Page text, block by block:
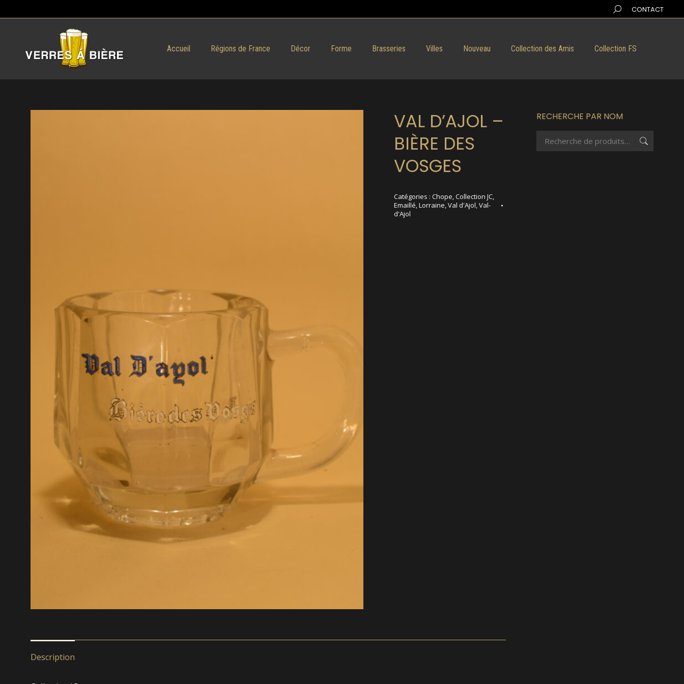
Search:CONTACT
Accueil Régions de France Décor Forme Brasseries Villes Nouveau Collection des Amis Collection FS
VAL D’AJOL –
BIÈRE DES
VOSGES
Catégories : Chope,Collection JC,
Emaillé,Lorraine,Val d'Ajol,Val-
d'Ajol
Description
RECHERCHE PAR NOM